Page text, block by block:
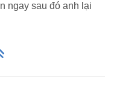
ngay sau đó anh lại